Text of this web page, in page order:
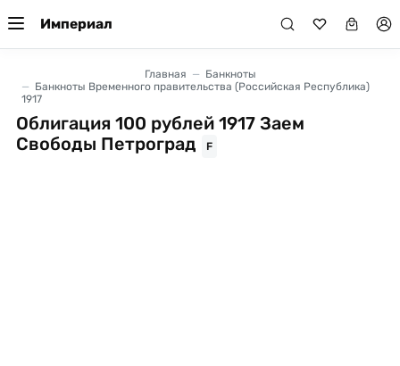
Империал
Главная
Банкноты
Банкноты Временного правительства (Российская Республика)
1917
Облигация 100 рублей 1917 Заем
Свободы Петроград
F